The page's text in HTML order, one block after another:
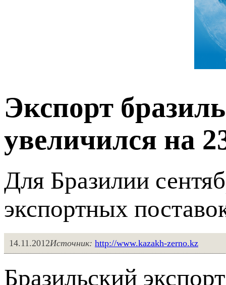
Экспорт
увеличился на
Для Бразилии
экспортных
14.11.2012Источник: http://www.kazakh-zerno.kz
Бразильский